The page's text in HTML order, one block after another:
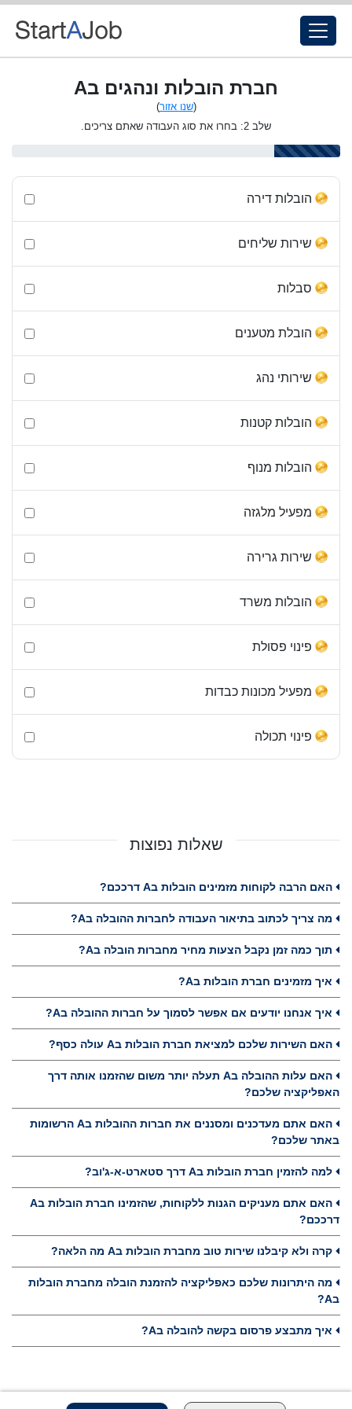
חברת הובלות ונהגים בA
(שנו אזור)
שלב 2: בחרו את סוג העבודה שאתם צריכים.
הובלות דירה
שירות שליחים
סבלות
הובלת מטענים
שירותי נהג
הובלות קטנות
הובלות מנוף
מפעיל מלגזה
שירות גרירה
הובלות משרד
פינוי פסולת
מפעיל מכונות כבדות
פינוי תכולה
שאלות נפוצות
האם הרבה לקוחות מזמינים הובלות בA דרככם?
מה צריך לכתוב בתיאור העבודה לחברות ההובלה בA?
תוך כמה זמן נקבל הצעות מחיר מחברות הובלה בA?
איך מזמינים חברת הובלות בA?
איך אנחנו יודעים אם אפשר לסמוך על חברות ההובלה בA?
האם השירות שלכם למציאת חברת הובלות בA עולה כסף?
האם עלות ההובלה בA תעלה יותר משום שהזמנו אותה דרך
האפליקציה שלכם?
האם אתם מעדכנים ומסננים את חברות ההובלות בA הרשומות
באתר שלכם?
למה להזמין חברת הובלות בA דרך סטארט-א-ג'וב?
האם אתם מעניקים הגנות ללקוחות, שהזמינו חברת הובלות בA
דרככם?
קרה ולא קיבלנו שירות טוב מחברת הובלות בA מה הלאה?
מה היתרונות שלכם כאפליקציה להזמנת הובלה מחברת הובלות
בA?
איך מתבצע פרסום בקשה להובלה בA?